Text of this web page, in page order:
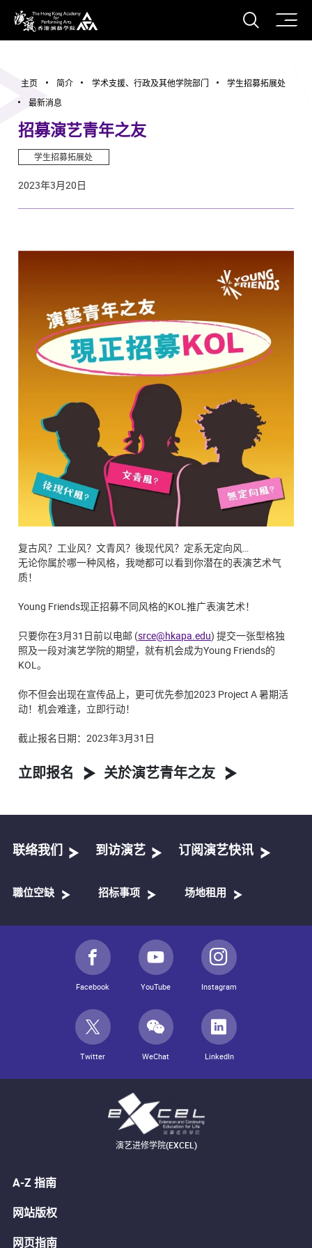
香港演艺学院
打开
主页 简介 学术支援、行政及其他学院部门
学生招募拓展处
最新消息
招募演艺青年之友
学生招募拓展处
2023年3月20日
复古风？工业风？文青风？後现代风？定系无定向风…
无论你属於哪一种风格，我哋都可以看到你潜在的表演艺术气
质！
Young Friends现正招募不同风格的KOL推广表演艺术！
只要你在3月31日前以电邮 (srce@hkapa.edu) 提交一张型格独
照及一段对演艺学院的期望，就有机会成为Young Friends的
KOL。
你不但会出现在宣传品上，更可优先参加2023 Project A 暑期活
动！机会难逢，立即行动！
截止报名日期：2023年3月31日
立即报名 关於演艺青年之友
联络我们 到访演艺 订阅演艺快讯
職位空缺 招标事项 场地租用
Facebook YouTube Instagram
Twitter WeChat LinkedIn
演艺进修学院(EXCEL)
A-Z 指南
网站版权
网页指南